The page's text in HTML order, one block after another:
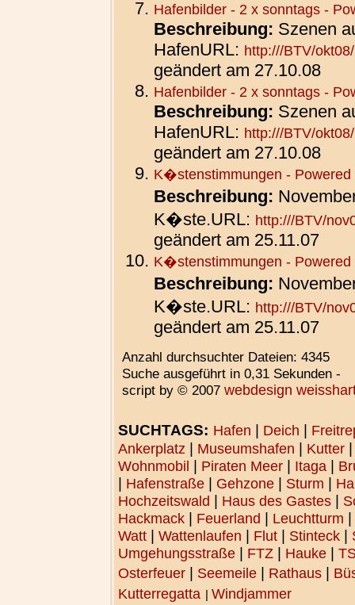
Hafenbilder - 2 x sonntags -
Beschreibung: Szenen
HafenURL: http:///BTV/
geändert am 27.10.08
Hafenbilder - 2 x sonntags -
Beschreibung: Szenen
HafenURL: http:///BTV/
geändert am 27.10.08
K�stenstimmungen - Powered
Beschreibung:
K�ste.URL: http:///BTV/
geändert am 25.11.07
K�stenstimmungen - Powered
Beschreibung:
K�ste.URL: http:///BTV/
geändert am 25.11.07
Anzahl durchsuchter Dateien: 4345
Suche ausgeführt in 0,31 Sekunden -
script by © 2007 webdesign
SUCHTAGS: Hafen | Deich |
Ankerplatz | Museumshafen | Kutter
Wohnmobil | Piraten Meer | Itaga |
| Hafenstraße | Gehzone | Sturm |
Hochzeitswald | Haus des Gastes |
Hackmack | Feuerland | Leuchtturm |
Watt | Wattenlaufen | Flut | Stinteck |
Umgehungsstraße | FTZ | Hauke |
Osterfeuer | Seemeile | Rathaus |
Kutterregatta
Windjammer